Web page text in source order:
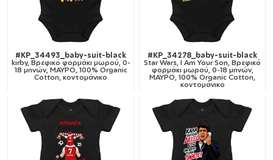
#KP_34493_baby-suit-black
kirby, Βρεφικό φορμάκι μωρού, 0-
18 μηνών, ΜΑΥΡΟ, 100% Organic
Cotton, κοντομάνικο
#KP_34278_baby-suit-black
Star Wars, I Am Your Son, Βρεφικό
φορμάκι μωρού, 0-18 μηνών,
ΜΑΥΡΟ, 100% Organic Cotton,
κοντομάνικο